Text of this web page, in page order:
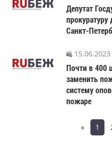
Депутат
Санкт-
Почти в 400
заменить
систему
пожаре
« 1